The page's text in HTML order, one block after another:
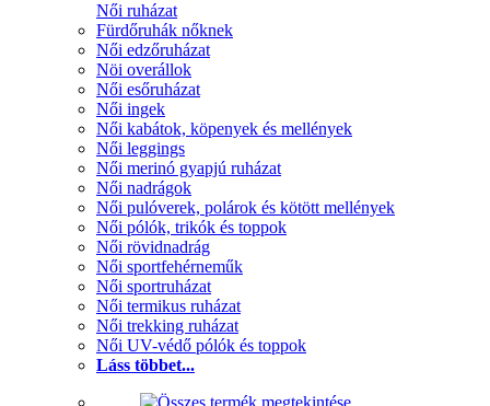
Női ruházat
Fürdőruhák nőknek
Női edzőruházat
Nöi overállok
Női esőruházat
Női ingek
Női kabátok, köpenyek és mellények
Női leggings
Női merinó gyapjú ruházat
Női nadrágok
Női pulóverek, polárok és kötött mellények
Női pólók, trikók és toppok
Női rövidnadrág
Női sportfehérneműk
Női sportruházat
Női termikus ruházat
Női trekking ruházat
Női UV-védő pólók és toppok
Láss többet...